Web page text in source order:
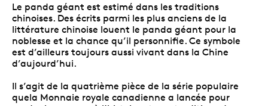
Le panda géant est estimé dans les traditions
chinoises. Des écrits parmi les plus anciens de la
littérature chinoise louent le panda géant pour la
noblesse et la chance qu’il personnifie. Ce symbole
est d’ailleurs toujours aussi vivant dans la Chine
d’aujourd’hui.
Il s’agit de la quatrième pièce de la série populaire
quela Monnaie royale canadienne a lancée pour